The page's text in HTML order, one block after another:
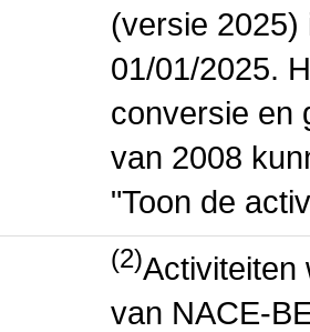
(versie 2025)
01/01/2025.
conversie en
van 2008
"Toon de
(2)Activiteiten
van NACE-